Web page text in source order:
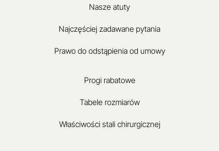
Nasze atuty
Najczęściej zadawane pytania
Prawo do odstąpienia od umowy
Progi rabatowe
Tabele rozmiarów
Właściwości stali chirurgicznej